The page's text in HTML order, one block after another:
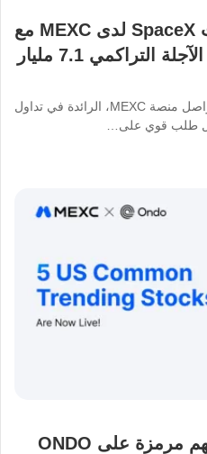
إقبال متزايد على منتجات SpaceX لدى MEXC مع
تجاوز حجم تداول العقود الآجلة التراكمي 7.1 مليار
فيكتوريا، سيشل، 3 يوليو 2026 – تواصل منصة MEXC، الرائدة في تداول
طلب قوي على…
منصة MEXC تدرج 5 أسهم مرمزة على ONDO